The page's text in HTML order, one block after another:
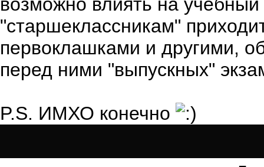
"старшеклассникам"
первоклашками и другими,
перед ними "выпускных"
P.S. ИМХО конечно